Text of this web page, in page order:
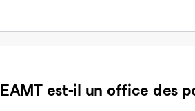
EAMT est-il un office des